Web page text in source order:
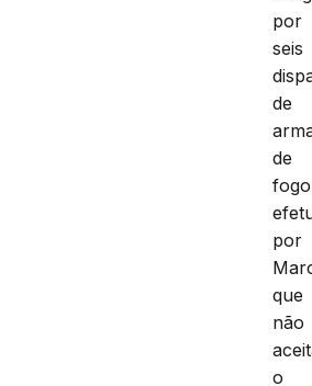
por
seis
de
de
fogo
por
que
não
o